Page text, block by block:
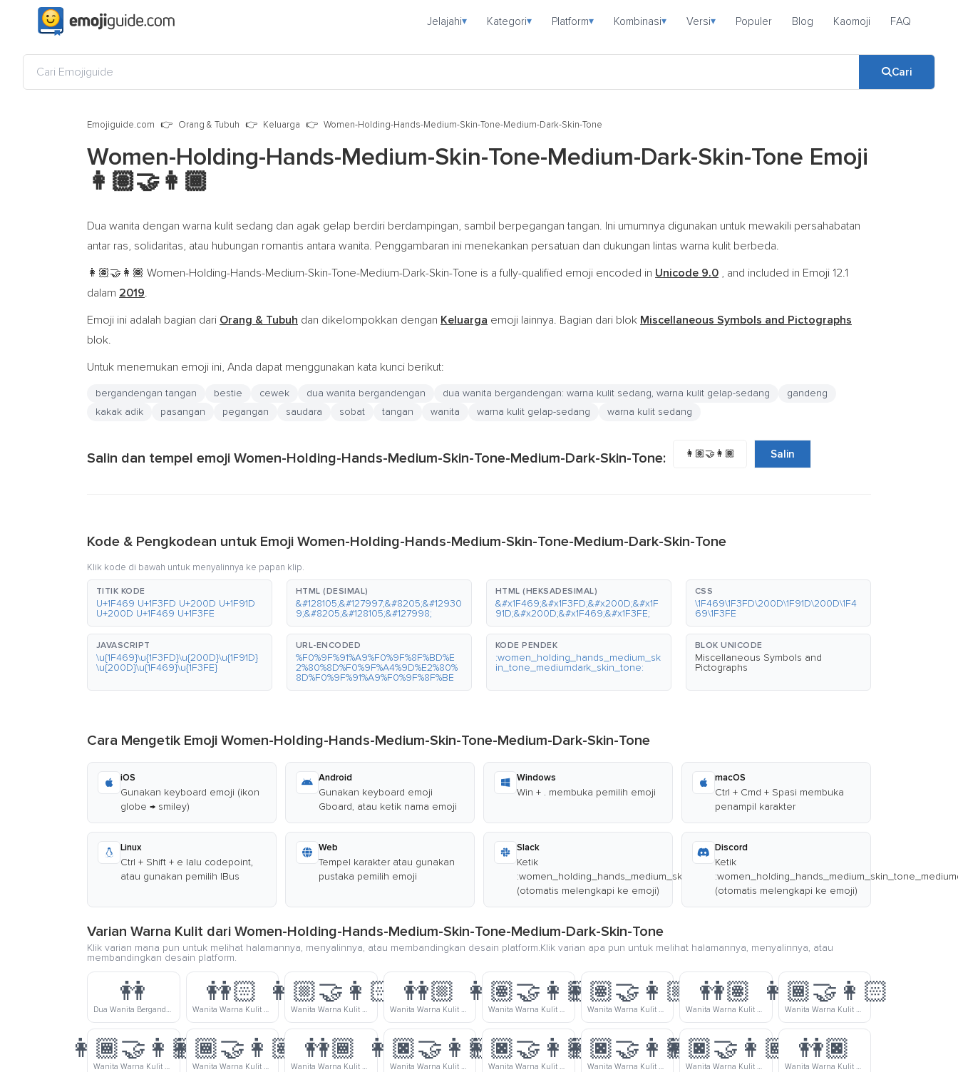
Jelajahi▾ Kategori▾ Platform▾ Kombinasi▾ Versi▾ Populer Blog Kaomoji FAQ
Cari
Emojiguide.com Orang & Tubuh Keluarga Women-Holding-Hands-Medium-Skin-Tone-Medium-Dark-Skin-Tone
Women-Holding-Hands-Medium-Skin-Tone-Medium-Dark-Skin-Tone Emoji
👩🏽‍🤝‍👩🏾
Dua wanita dengan warna kulit sedang dan agak gelap berdiri berdampingan, sambil berpegangan tangan. Ini umumnya digunakan untuk mewakili persahabatan
antar ras, solidaritas, atau hubungan romantis antara wanita. Penggambaran ini menekankan persatuan dan dukungan lintas warna kulit berbeda.
👩🏽‍🤝‍👩🏾 Women-Holding-Hands-Medium-Skin-Tone-Medium-Dark-Skin-Tone is a fully-qualified emoji encoded in Unicode 9.0 , and included in Emoji 12.1
dalam 2019.
Emoji ini adalah bagian dari Orang & Tubuh dan dikelompokkan dengan Keluarga emoji lainnya. Bagian dari blok Miscellaneous Symbols and Pictographs
blok.
Untuk menemukan emoji ini, Anda dapat menggunakan kata kunci berikut:
bergandengan tangan bestie cewek dua wanita bergandengan dua wanita bergandengan: warna kulit sedang, warna kulit gelap-sedang
gandeng
kakak adik
pasangan pegangan saudara sobat tangan wanita warna kulit gelap-sedang warna kulit sedang
Salin dan tempel emoji Women-Holding-Hands-Medium-Skin-Tone-Medium-Dark-Skin-Tone: 👩🏽‍🤝‍👩🏾 Salin
Kode & Pengkodean untuk Emoji Women-Holding-Hands-Medium-Skin-Tone-Medium-Dark-Skin-Tone
Klik kode di bawah untuk menyalinnya ke papan klip.
TITIK KODE
U+1F469 U+1F3FD U+200D U+1F91D
U+200D U+1F469 U+1F3FE
HTML (DESIMAL)
&#128105;&#127997;&#8205;&#12930
9;&#8205;&#128105;&#127998;
HTML (HEKSADESIMAL)
&#x1F469;&#x1F3FD;&#x200D;&#x1F
91D;&#x200D;&#x1F469;&#x1F3FE;
CSS
\1F469\1F3FD\200D\1F91D\200D\1F4
69\1F3FE
JAVASCRIPT
\u{1F469}\u{1F3FD}\u{200D}\u{1F91D}
\u{200D}\u{1F469}\u{1F3FE}
URL-ENCODED
%F0%9F%91%A9%F0%9F%8F%BD%E
2%80%8D%F0%9F%A4%9D%E2%80%
8D%F0%9F%91%A9%F0%9F%8F%BE
KODE PENDEK
:women_holding_hands_medium_sk
in_tone_mediumdark_skin_tone:
BLOK UNICODE
Miscellaneous Symbols and
Pictographs
Cara Mengetik Emoji Women-Holding-Hands-Medium-Skin-Tone-Medium-Dark-Skin-Tone
iOS
Gunakan keyboard emoji (ikon
globe → smiley)
Android
Gunakan keyboard emoji
Gboard, atau ketik nama emoji
Windows
Win + . membuka pemilih emoji
macOS
Ctrl + Cmd + Spasi membuka
penampil karakter
Linux
Ctrl + Shift + e lalu codepoint,
atau gunakan pemilih IBus
Web
Tempel karakter atau gunakan
pustaka pemilih emoji
Slack
Ketik
:women_holding_hands_medium_skin_tone_mediumdark_skin_tone:
(otomatis melengkapi ke emoji)
Discord
Ketik
(otomatis melengkapi ke emoji)
Varian Warna Kulit dari Women-Holding-Hands-Medium-Skin-Tone-Medium-Dark-Skin-Tone
Klik varian mana pun untuk melihat halamannya, menyalinnya, atau membandingkan desain platform.Klik varian apa pun untuk melihat halamannya, menyalinnya, atau
membandingkan desain platform.
👭
Dua Wanita Bergandengan
👭🏻
Wanita Warna Kulit Cerah Bergandengan Tangan
👩🏼‍🤝‍👩🏻
Wanita Warna Kulit Cerah-Sedang Dan Wanita Warna Kulit Cerah Bergandengan Tangan
👭🏼
Wanita Warna Kulit Cerah-Sedang Bergandengan Tangan
👩🏽‍🤝‍👩🏻
Wanita Warna Kulit Sedang Dan Wanita Warna Kulit Cerah Bergandengan Tangan
👩🏽‍🤝‍👩🏼
Wanita Warna Kulit Sedang Dan Wanita Warna Kulit Cerah-Sedang Bergandengan Tangan
👭🏽
Wanita Warna Kulit Sedang Bergandengan Tangan
👩🏾‍🤝‍👩🏻
Wanita Warna Kulit Gelap-Sedang Dan Wanita Warna Kulit Cerah Bergandengan Tangan
👩🏾‍🤝‍👩🏼
Wanita Warna Kulit Gelap-Sedang Dan Wanita Warna Kulit Cerah-Sedang Bergandengan Tangan
👩🏾‍🤝‍👩🏽
Wanita Warna Kulit Gelap-Sedang Dan Wanita Warna Kulit Sedang Bergandengan Tangan
👭🏾
Wanita Warna Kulit Gelap-Sedang Bergandengan Tangan
👩🏿‍🤝‍👩🏻
Wanita Warna Kulit Gelap Dan Wanita Warna Kulit Cerah Bergandengan Tangan
👩🏿‍🤝‍👩🏼
Wanita Warna Kulit Gelap Dan Wanita Warna Kulit Cerah-Sedang Bergandengan Tangan
👩🏿‍🤝‍👩🏽
Wanita Warna Kulit Gelap Dan Wanita Warna Kulit Sedang Bergandengan Tangan
👩🏿‍🤝‍👩🏾
Wanita Warna Kulit Gelap Dan Wanita Warna Kulit Gelap-Sedang Bergandengan Tangan
👭🏿
Wanita Warna Kulit Gelap Bergandengan Tangan